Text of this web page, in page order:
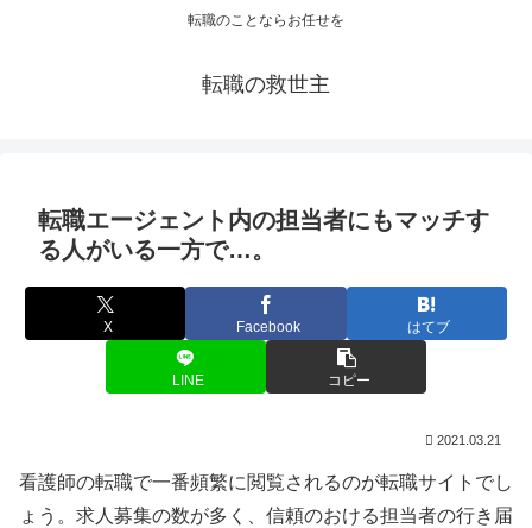
転職のことならお任せを
転職の救世主
転職エージェント内の担当者にもマッチす
る人がいる一方で…。
X Facebook はてブ
LINE コピー
2021.03.21
看護師の転職で一番頻繁に閲覧されるのが転職サイトでし
ょう。求人募集の数が多く、信頼のおける担当者の行き届